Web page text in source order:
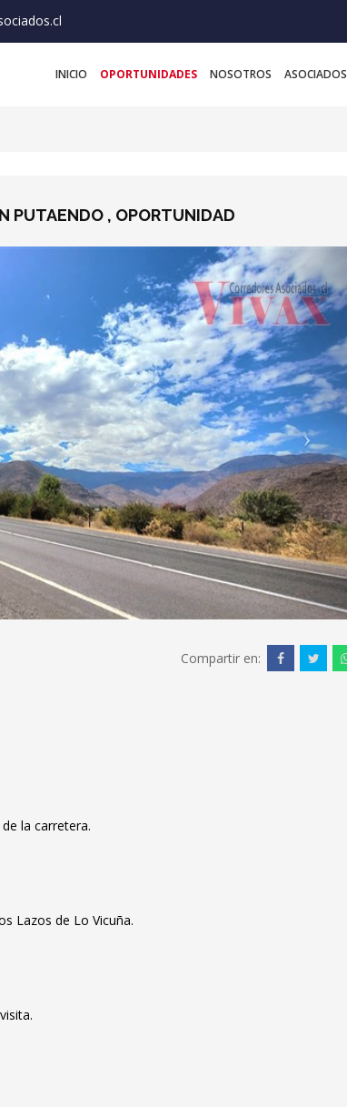
INICIO OPORTUNIDADES NOSOTROS ASOCIADOS
PUTAENDO , OPORTUNIDAD
Compartir en:
la carretera.
Lazos de Lo Vicuña.